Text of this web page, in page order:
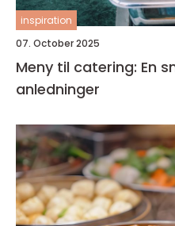
inspiration
07. October 2025
Meny til catering: En
anledninger